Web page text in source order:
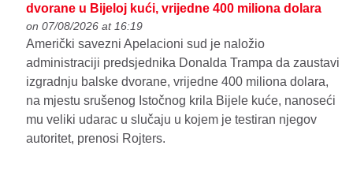
dvorane u Bijeloj kući, vrijedne 400 miliona dolara
on 07/08/2026 at 16:19
Američki savezni Apelacioni sud je naložio
administraciji predsjednika Donalda Trampa da zaustavi
izgradnju balske dvorane, vrijedne 400 miliona dolara,
na mjestu srušenog Istočnog krila Bijele kuće, nanoseći
mu veliki udarac u slučaju u kojem je testiran njegov
autoritet, prenosi Rojters.